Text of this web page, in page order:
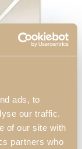
ads, to
our traffic.
of our site with
partners who